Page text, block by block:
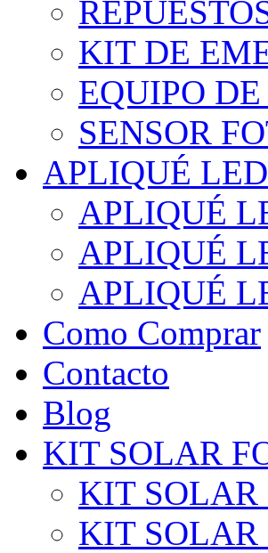
KIT DE
EQUIPO
SENSOR
APLIQUÉ LED
APLIQUÉ
APLIQUÉ
APLIQUÉ
Como Comprar
Contacto
Blog
KIT SOLAR
KIT SOLAR
KIT SOLAR